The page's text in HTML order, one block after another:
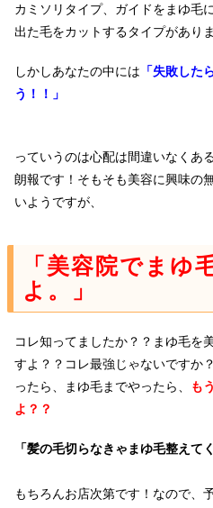
カミソリタイプ、ガイドをまゆ毛
出た毛をカットするタイプがありま
しかしあなたの中には 「失敗した
う！！」
っていうのは心配は間違いなくあ
朗報です！そもそも美容に興味の
いようですが、
「美容院でまゆ
よ。」
コレ知ってましたか？？まゆ毛を
すよ？？コレ最強じゃないですか
ったら、まゆ毛までやったら、
も
よ？？
「髪の毛切らなきゃまゆ毛整えて
もちろんお店次第です！なので、